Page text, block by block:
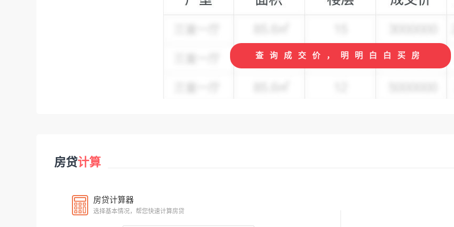
查询成交价，明明白白买房
房贷计算
房贷计算器
选择基本情况，帮您快速计算房贷